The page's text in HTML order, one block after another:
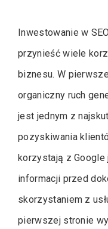
Inwestowanie w
przynieść wiele
biznesu. W
organiczny ruch
jest jednym z
pozyskiwania
korzystają z Google
informacji przed
skorzystaniem z
pierwszej stronie